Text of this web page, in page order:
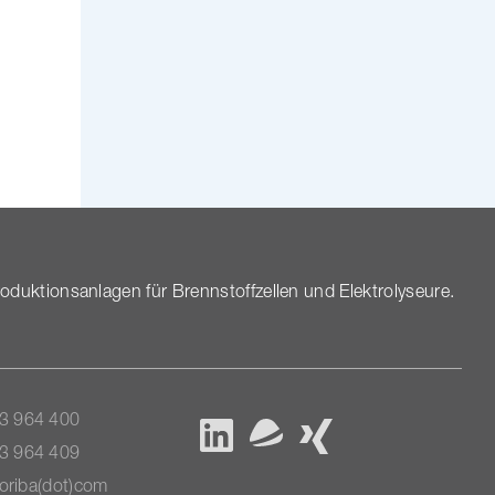
für Brenn­stoff­zellen und Elektrolyseure.
964 400
964 409